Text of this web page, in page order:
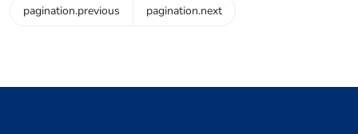
pagination.previous pagination.next